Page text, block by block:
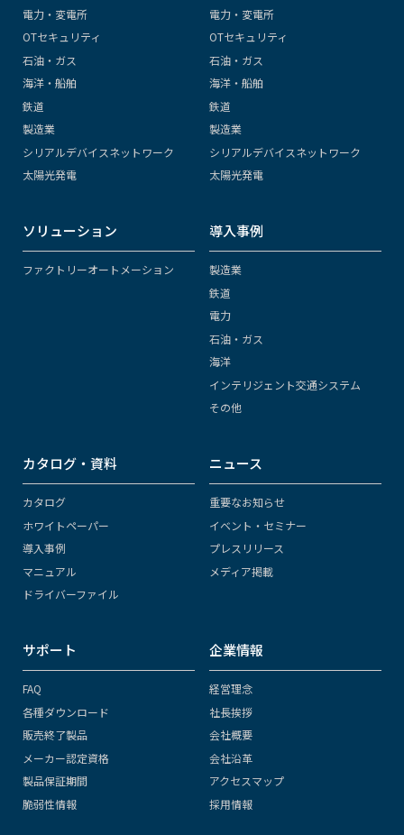
電力・変電所
OTセキュリティ
石油・ガス
海洋・船舶
鉄道
製造業
シリアルデバイスネットワーク
太陽光発電
電力・変電所
OTセキュリティ
石油・ガス
海洋・船舶
鉄道
製造業
シリアルデバイスネットワーク
太陽光発電
ソリューション
ファクトリーオートメーション
導入事例
製造業
鉄道
電力
石油・ガス
海洋
インテリジェント交通システム
その他
カタログ・資料
カタログ
ホワイトペーパー
導入事例
マニュアル
ドライバーファイル
ニュース
重要なお知らせ
イベント・セミナー
プレスリリース
メディア掲載
サポート
FAQ
各種ダウンロード
販売終了製品
メーカー認定資格
製品保証期間
脆弱性情報
企業情報
経営理念
社長挨拶
会社概要
会社沿革
アクセスマップ
採用情報